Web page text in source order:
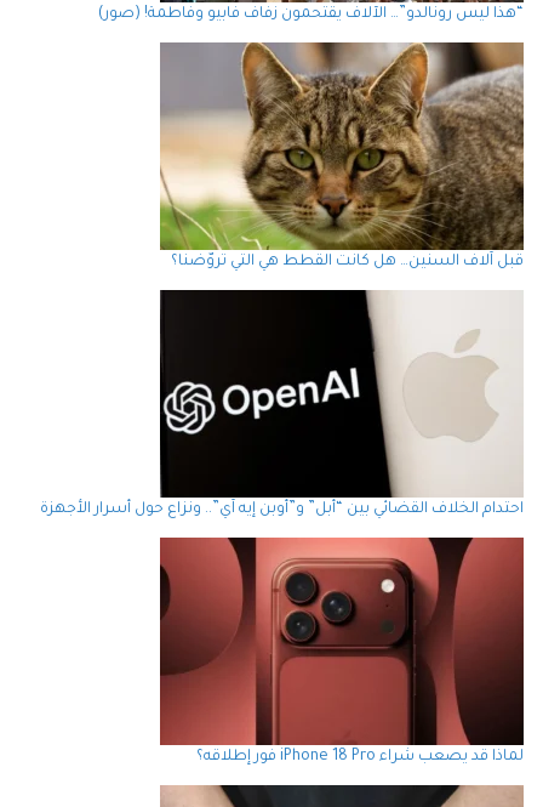
“هذا ليس رونالدو”… الآلاف يقتحمون زفاف فابيو وفاطمة! (صور)
قبل آلاف السنين… هل كانت القطط هي التي تروّضنا؟
احتدام الخلاف القضائي بين “أبل” و”أوبن إيه آي”.. ونزاع حول أسرار الأجهزة
لماذا قد يصعب شراء iPhone 18 Pro فور إطلاقه؟